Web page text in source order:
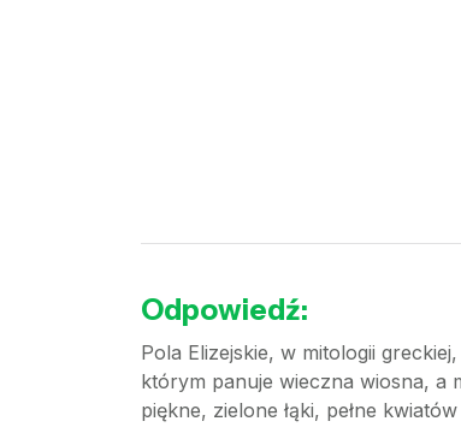
Odpowiedź:
Pola Elizejskie, w mitologii
którym panuje wieczna wiosna, a
piękne, zielone łąki, pełne